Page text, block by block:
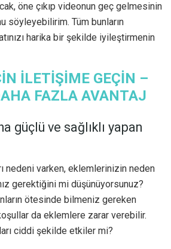
öne çıkıp videonun geç gelmesinin
söyleyebilirim. Tüm bunların
harika bir şekilde iyileştirmenin
İLETİŞİME GEÇİN –
FAZLA AVANTAJ
güçlü ve sağlıklı yapan
nedeni varken, eklemlerinizin neden
gerektiğini mi düşünüyorsunuz?
ötesinde bilmeniz gereken
da eklemlere zarar verebilir.
ciddi şekilde etkiler mi?